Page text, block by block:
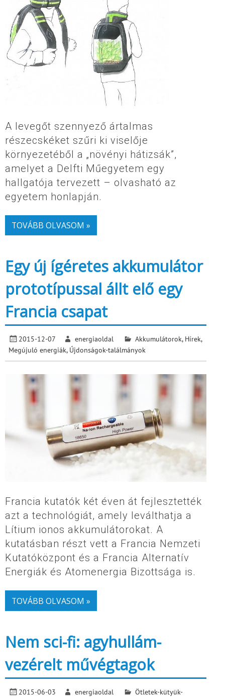
A levegőt szennyező ártalmas
részecskéket szűri ki viselője
környezetéből a „növényi hátizsák”,
amelyet a Delfti Műegyetem egy
hallgatója tervezett – olvasható az
egyetem honlapján.
TOVÁBB OLVASOM »
Egy új ígéretes akkumulátor
prototípussal állt elő egy
Francia csapat
2015-12-07 energiaoldal Akkumulátorok, Hírek,
Megújuló energiák, Újdonságok-találmányok
Francia kutatók két éven át fejlesztették
azt a technológiát, amely leválthatja a
Lítium ionos akkumulátorokat. A
kutatásban részt vett a Francia Nemzeti
Kutatóközpont és a Francia Alternatív
Energiák és Atomenergia Bizottsága is.
TOVÁBB OLVASOM »
Nem sci-fi: agyhullám-
vezérelt művégtagok
2015-06-03 energiaoldal
Ötletek-kütyük-